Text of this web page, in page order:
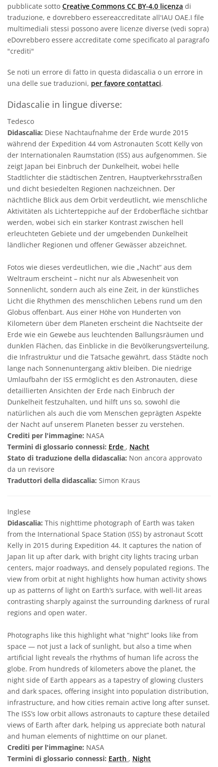
pubblicate sotto Creative Commons CC BY-4.0 licenza di
traduzione, e dovrebbero essereaccreditate all'IAU OAE.I file
multimediali stessi possono avere licenze diverse (vedi sopra)
eDovrebbero essere accreditate come specificato al paragrafo
"crediti"
Se noti un errore di fatto in questa didascalia o un errore in
una delle sue traduzioni, per favore contattaci.
Didascalie in lingue diverse:
Tedesco
Didascalia: Diese Nachtaufnahme der Erde wurde 2015
während der Expedition 44 vom Astronauten Scott Kelly von
der Internationalen Raumstation (ISS) aus aufgenommen. Sie
zeigt Japan bei Einbruch der Dunkelheit, wobei helle
Stadtlichter die städtischen Zentren, Hauptverkehrsstraßen
und dicht besiedelten Regionen nachzeichnen. Der
nächtliche Blick aus dem Orbit verdeutlicht, wie menschliche
Aktivitäten als Lichterteppiche auf der Erdoberfläche sichtbar
werden, wobei sich ein starker Kontrast zwischen hell
erleuchteten Gebiete und der umgebenden Dunkelheit
ländlicher Regionen und offener Gewässer abzeichnet.
Fotos wie dieses verdeutlichen, wie die „Nacht“ aus dem
Weltraum erscheint – nicht nur als Abwesenheit von
Sonnenlicht, sondern auch als eine Zeit, in der künstliches
Licht die Rhythmen des menschlichen Lebens rund um den
Globus offenbart. Aus einer Höhe von Hunderten von
Kilometern über dem Planeten erscheint die Nachtseite der
Erde wie ein Gewebe aus leuchtenden Ballungsräumen und
dunklen Flächen, das Einblicke in die Bevölkerungsverteilung,
die Infrastruktur und die Tatsache gewährt, dass Städte noch
lange nach Sonnenuntergang aktiv bleiben. Die niedrige
Umlaufbahn der ISS ermöglicht es den Astronauten, diese
detaillierten Ansichten der Erde nach Einbruch der
Dunkelheit festzuhalten, und hilft uns so, sowohl die
natürlichen als auch die vom Menschen geprägten Aspekte
der Nacht auf unserem Planeten besser zu verstehen.
Crediti per l'immagine: NASA
Termini di glossario connessi: Erde , Nacht
Stato di traduzione della didascalia: Non ancora approvato
da un revisore
Traduttori della didascalia: Simon Kraus
Inglese
Didascalia: This nighttime photograph of Earth was taken
from the International Space Station (ISS) by astronaut Scott
Kelly in 2015 during Expedition 44. It captures the nation of
Japan lit up after dark, with bright city lights tracing urban
centers, major roadways, and densely populated regions. The
view from orbit at night highlights how human activity shows
up as patterns of light on Earth’s surface, with well-lit areas
contrasting sharply against the surrounding darkness of rural
regions and open water.
Photographs like this highlight what “night” looks like from
space — not just a lack of sunlight, but also a time when
artificial light reveals the rhythms of human life across the
globe. From hundreds of kilometers above the planet, the
night side of Earth appears as a tapestry of glowing clusters
and dark spaces, offering insight into population distribution,
infrastructure, and how cities remain active long after sunset.
The ISS’s low orbit allows astronauts to capture these detailed
views of Earth after dark, helping us appreciate both natural
and human elements of nighttime on our planet.
Crediti per l'immagine: NASA
Termini di glossario connessi: Earth , Night